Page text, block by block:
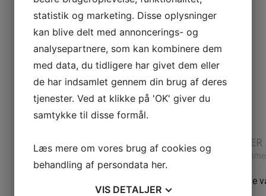
Opbevar det blot et mørkt og tørt sted (køkkenskab).
Det anbefales ikke at lægge det i køleskabet eller i
direkte
sollys.
Hvor længe holder chokoladen sig?
Mindst 12 – 24 måneder efter købet
Vægt 310 gr.
ANMELDELSER
Der er endnu ikke nogle
Kun kunder, der er logget ind og har købt denne
statistik og marketing. Disse oplysninger
kan blive delt med annoncerings- og
analysepartnere, som kan kombinere dem
med data, du tidligere har givet dem eller
de har indsamlet gennem din brug af deres
tjenester. Ved at klikke på 'OK' giver du
samtykke til disse formål.
Læs mere om vores brug af cookies og
behandling af persondata her.
VIS DETALJER